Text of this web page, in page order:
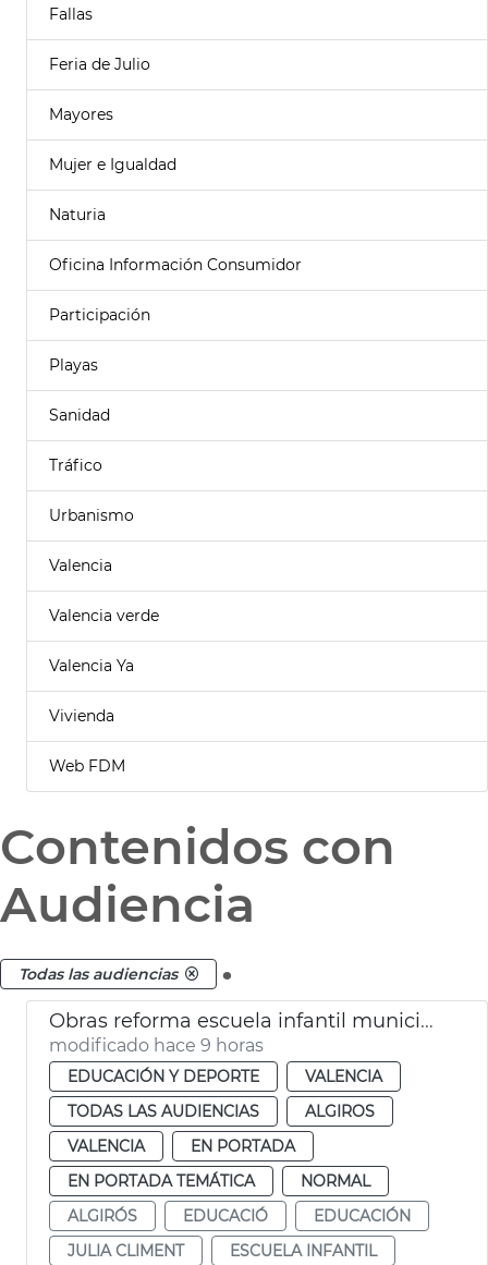
Fallas
Feria de Julio
Mayores
Mujer e Igualdad
Naturia
Oficina Información Consumidor
Participación
Playas
Sanidad
Tráfico
Urbanismo
Valencia
Valencia verde
Valencia Ya
Vivienda
Web FDM
Contenidos con
Audiencia
Todas las audiencias .
Obras reforma escuela infantil municipal Pardalets
modificado hace 9 horas
EDUCACIÓN Y DEPORTE
VALENCIA
TODAS LAS AUDIENCIAS
ALGIROS
VALENCIA
EN PORTADA
EN PORTADA TEMÁTICA
NORMAL
ALGIRÓS
EDUCACIÓ
EDUCACIÓN
JULIA CLIMENT
ESCUELA INFANTIL